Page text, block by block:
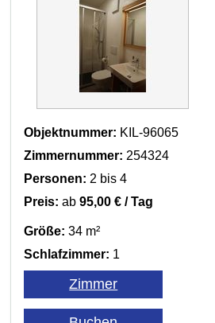
Objektnummer: KIL-96065
Zimmernummer: 254324
Personen: 2 bis 4
Preis: ab95,00 € / Tag
Größe: 34 m²
Schlafzimmer: 1